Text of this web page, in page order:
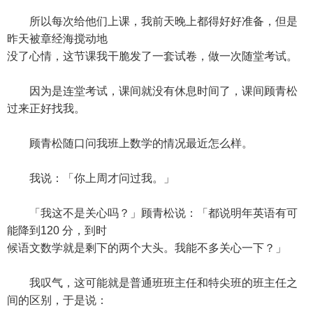
所以每次给他们上课，我前天晚上都得好好准备，但是
昨天被章经海搅动地
没了心情，这节课我干脆发了一套试卷，做一次随堂考试。
因为是连堂考试，课间就没有休息时间了，课间顾青松
过来正好找我。
顾青松随口问我班上数学的情况最近怎么样。
我说：「你上周才问过我。」
「我这不是关心吗？」顾青松说：「都说明年英语有可
能降到120 分，到时
候语文数学就是剩下的两个大头。我能不多关心一下？」
我叹气，这可能就是普通班班主任和特尖班的班主任之
间的区别，于是说：